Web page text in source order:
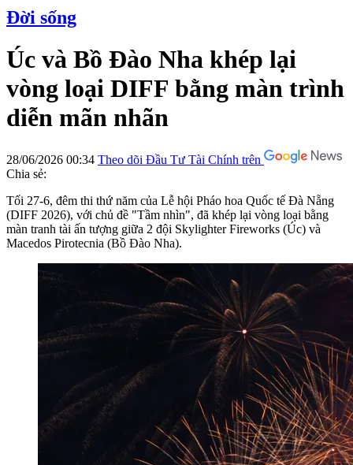
Đời sống
Úc và Bồ Đào Nha khép lại
vòng loại DIFF bằng màn trình
diễn mãn nhãn
28/06/2026 00:34 Theo dõi Đầu Tư Tài Chính trên
Chia sẻ:
Tối 27-6, đêm thi thứ năm của Lễ hội Pháo hoa Quốc tế Đà Nẵng
(DIFF 2026), với chủ đề "Tầm nhìn", đã khép lại vòng loại bằng
màn tranh tài ấn tượng giữa 2 đội Skylighter Fireworks (Úc) và
Macedos Pirotecnia (Bồ Đào Nha).